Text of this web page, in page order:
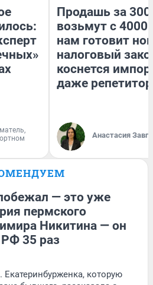
Продашь за
возьмут с
нам готовит
налоговый
коснется
даже
Анастасия
— это уже
пермского
Никитина — он
35 раз
которую